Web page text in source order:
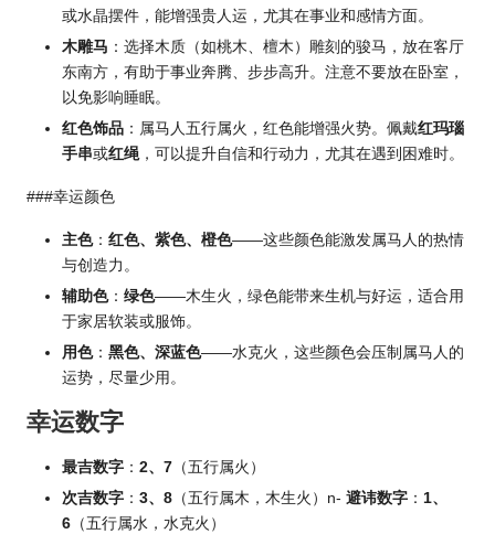
或水晶摆件，能增强贵人运，尤其在事业和感情方面。
木雕马 ：选择木质（如桃木、檀木）雕刻的骏马，放在客厅
东南方，有助于事业奔腾、步步高升。注意不要放在卧室，
以免影响睡眠。
红色饰品 ：属马人五行属火，红色能增强火势。佩戴红玛瑙
手串或红绳 ，可以提升自信和行动力，尤其在遇到困难时。
###幸运颜色
主色： 红色、紫色、橙色——这些颜色能激发属马人的热情
与创造力。
辅助色： 绿色——木生火，绿色能带来生机与好运，适合用
于家居软装或服饰。
用色： 黑色、深蓝色——水克火，这些颜色会压制属马人的
运势，尽量少用。
幸运数字
最吉数字 ： 2、7 （五行属火）
次吉数字 ： 3、8 （五行属木，木生火）n- 避讳数字 ： 1、
6 （五行属水，水克火）